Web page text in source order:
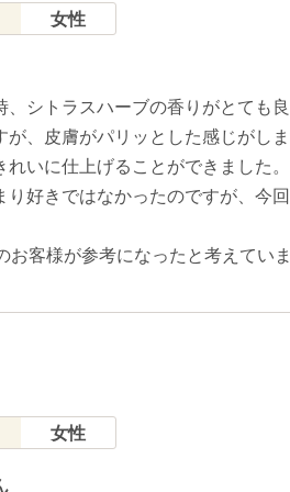
女性
、シトラスハーブの香りがとても
が、皮膚がパリッとした感じがし
いに仕上げることができました。
好きではなかったのですが、今
お客様が参考になったと考えてい
女性